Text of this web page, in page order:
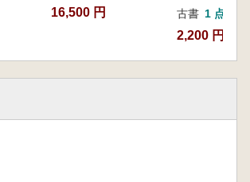
16,500 円 古書 1 点
2,200 円